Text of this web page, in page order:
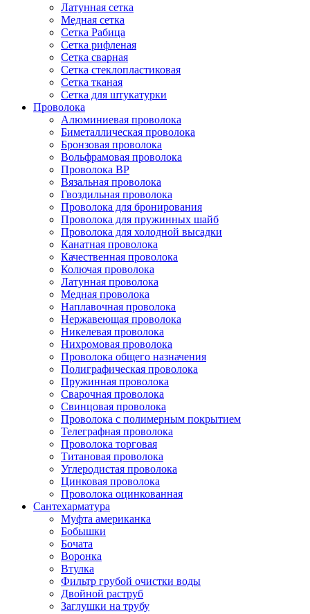
Латунная сетка
Медная сетка
Сетка Рабица
Сетка рифленая
Сетка сварная
Сетка стеклопластиковая
Сетка тканая
Сетка для штукатурки
Проволока
Алюминиевая проволока
Биметаллическая проволока
Бронзовая проволока
Вольфрамовая проволока
Проволока ВР
Вязальная проволока
Гвоздильная проволока
Проволока для бронирования
Проволока для пружинных шайб
Проволока для холодной высадки
Канатная проволока
Качественная проволока
Колючая проволока
Латунная проволока
Медная проволока
Наплавочная проволока
Нержавеющая проволока
Никелевая проволока
Нихромовая проволока
Проволока общего назначения
Полиграфическая проволока
Пружинная проволока
Сварочная проволока
Свинцовая проволока
Проволока с полимерным покрытием
Телеграфная проволока
Проволока торговая
Титановая проволока
Углеродистая проволока
Цинковая проволока
Проволока оцинкованная
Сантехарматура
Муфта американка
Бобышки
Бочата
Воронка
Втулка
Фильтр грубой очистки воды
Двойной раструб
Заглушки на трубу